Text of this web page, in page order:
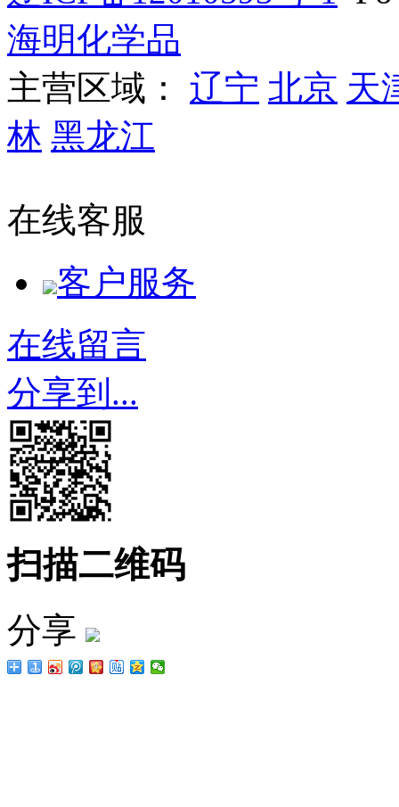
海明化学品
主营区域： 辽宁 北京 天
林 黑龙江
在线客服
客户服务
在线留言
分享到...
扫描二维码
分享